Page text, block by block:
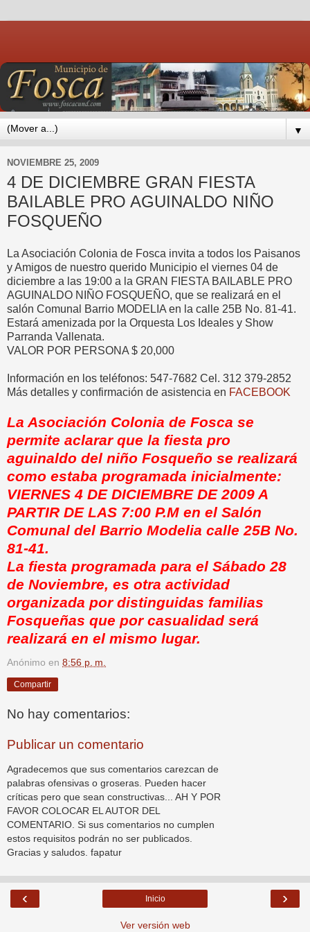
▼
NOVIEMBRE 25, 2009
4 DE DICIEMBRE GRAN FIESTA
BAILABLE PRO AGUINALDO NIÑO
FOSQUEÑO
La Asociación Colonia de Fosca invita a todos los Paisanos
y Amigos de nuestro querido Municipio el viernes 04 de
diciembre a las 19:00 a la GRAN FIESTA BAILABLE PRO
AGUINALDO NIÑO FOSQUEÑO, que se realizará en el
salón Comunal Barrio MODELIA en la calle 25B No. 81-41.
Estará amenizada por la Orquesta Los Ideales y Show
Parranda Vallenata.
VALOR POR PERSONA $ 20,000
Información en los teléfonos: 547-7682 Cel. 312 379-2852
Más detalles y confirmación de asistencia en FACEBOOK
La Asociación Colonia de Fosca se
permite aclarar que la fiesta pro
aguinaldo del niño Fosqueño se realizará
como estaba programada inicialmente:
VIERNES 4 DE DICIEMBRE DE 2009 A
PARTIR DE LAS 7:00 P.M en el Salón
Comunal del Barrio Modelia calle 25B No.
81-41.
La fiesta programada para el Sábado 28
de Noviembre, es otra actividad
organizada por distinguidas familias
Fosqueñas que por casualidad será
realizará en el mismo lugar.
Anónimo en 8:56 p. m.
Compartir
No hay comentarios:
Publicar un comentario
Agradecemos que sus comentarios carezcan de
palabras ofensivas o groseras. Pueden hacer
críticas pero que sean constructivas... AH Y POR
FAVOR COLOCAR EL AUTOR DEL
COMENTARIO. Si sus comentarios no cumplen
estos requisitos podrán no ser publicados.
Gracias y saludos. fapatur
‹ ›
Inicio
Ver versión web